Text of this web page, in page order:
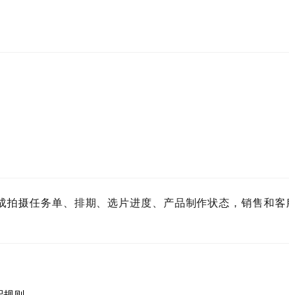
摄任务单、排期、选片进度、产品制作状态，销售和